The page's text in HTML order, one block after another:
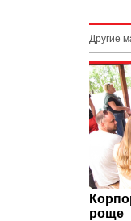
Другие
роще